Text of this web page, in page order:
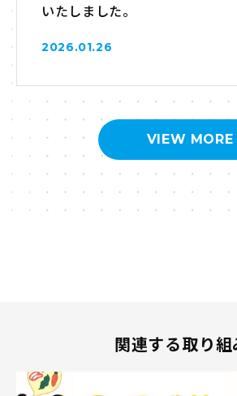
いたしました。
2026.01.26
VIEW MORE
関連する取り組